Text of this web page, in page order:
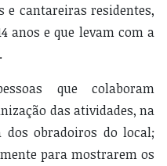
e cantareiras residentes,
anos e que levam com a
que colaboram
das atividades, na
dos obradoiros do local;
para mostrarem os